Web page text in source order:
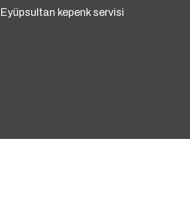
Eyüpsultan kepenk servisi